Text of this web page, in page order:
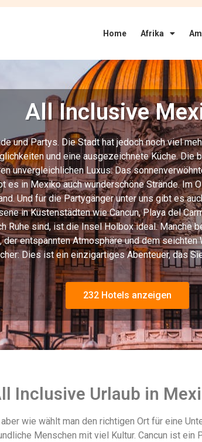
Home Afrika
All Inclusive
und Partys. Die Stadt hat jedoch noch viel
und eine ausgezeichnete Küche.
unvergleichlichen Luxus. Das
es in Mexiko auch wunderschöne Strände.
Und für die Partygänger unter uns gibt es
in Küstenstädten wie Cancun, Playa del
Ruhe sind, ist die Insel Holbox ideal.
entspannten Atmosphäre und dem
Dies ist ein einzigartiges Abenteuer, das
232 Hotels anzeigen
Inclusive Urlaub in
wie wählt man den richtigen Ort für eine
Menschen mit viel Kultur. Cancun ist